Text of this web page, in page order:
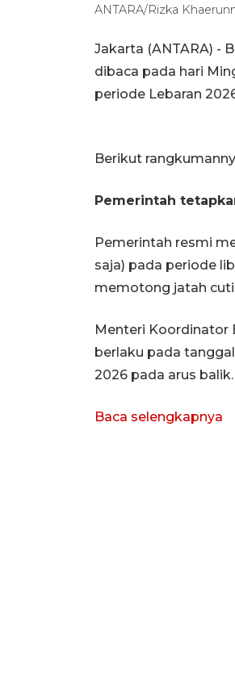
ANTARA/Rizka
Jakarta (ANTARA) -
dibaca pada hari
periode Lebaran
Berikut
Pemerintah
Pemerintah resmi
saja) pada periode
memotong jatah
Menteri Koordinator
berlaku pada
2026 pada arus balik.
Baca selengkapnya